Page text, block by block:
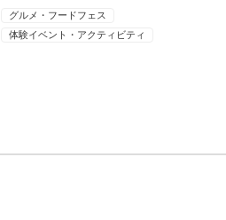
グルメ・フードフェス
体験イベント・アクティビティ